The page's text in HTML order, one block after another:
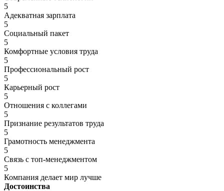
5
Адекватная зарплата
5
Социальный пакет
5
Комфортные условия труда
5
Профессиональный рост
5
Карьерный рост
5
Отношения с коллегами
5
Признание результатов труда
5
Грамотность менеджмента
5
Связь с топ-менеджментом
5
Компания делает мир лучше
Достоинства